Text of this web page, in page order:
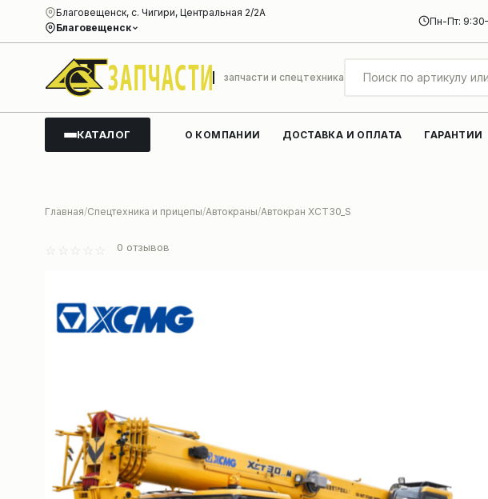
Благовещенск
Благовещенск, с. Чигири, Центральная 2/2А
Пн-Пт:
запчасти и спецтехника
КАТАЛОГ О КОМПАНИИ ДОСТАВКА И ОПЛАТА ГАРАНТИИ
Главная Спецтехника и прицепы Автокраны Автокран XCT30_S
0 отзывов